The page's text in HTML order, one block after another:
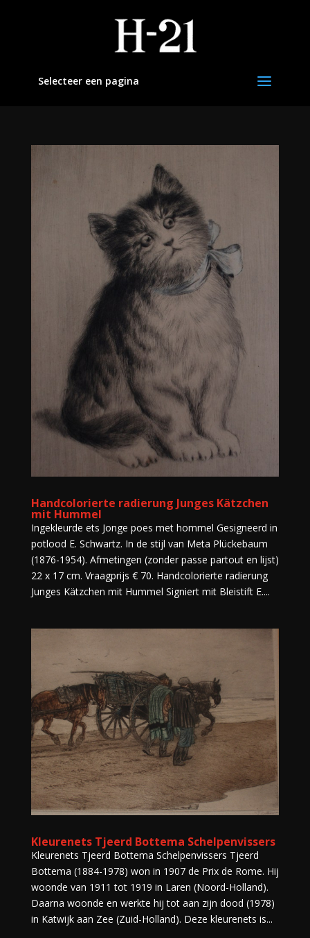
Selecteer een pagina
Handcolorierte radierung Junges Kätzchen
mit Hummel
Ingekleurde ets Jonge poes met hommel Gesigneerd in
potlood E. Schwartz. In de stijl van Meta Plückebaum
(1876-1954). Afmetingen (zonder passe partout en lijst)
22 x 17 cm. Vraagprijs € 70. Handcolorierte radierung
Junges Kätzchen mit Hummel Signiert mit Bleistift E....
Kleurenets Tjeerd Bottema Schelpenvissers
Kleurenets Tjeerd Bottema Schelpenvissers Tjeerd
Bottema (1884-1978) won in 1907 de Prix de Rome. Hij
woonde van 1911 tot 1919 in Laren (Noord-Holland).
Daarna woonde en werkte hij tot aan zijn dood (1978)
in Katwijk aan Zee (Zuid-Holland). Deze kleurenets is...